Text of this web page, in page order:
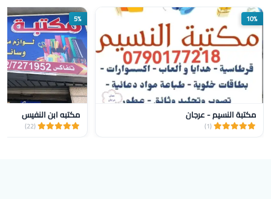
10%
مكتبة النسيم - عرجان
(1)
5%
مكتبه ابن النفيس
(22)